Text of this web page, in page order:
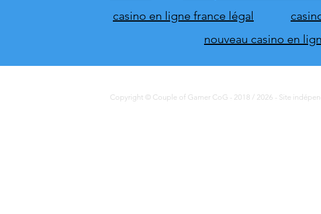
casino en ligne france légal
nouveau casino en
Copyright © Couple of Gamer CoG - 2018 / 2026 - Site